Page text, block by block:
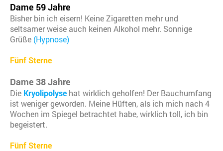
Dame 59 Jahre
Bisher bin ich eisern! Keine Zigaretten mehr und
seltsamer weise auch keinen Alkohol mehr. Sonnige
Grüße (Hypnose)
Fünf Sterne
Dame 38 Jahre
Die Kryolipolyse hat wirklich geholfen! Der Bauchumfang
ist weniger geworden. Meine Hüften, als ich mich nach 4
Wochen im Spiegel betrachtet habe, wirklich toll, ich bin
begeistert.
Fünf Sterne